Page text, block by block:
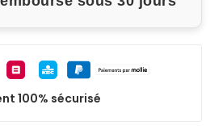
100% sécurisé